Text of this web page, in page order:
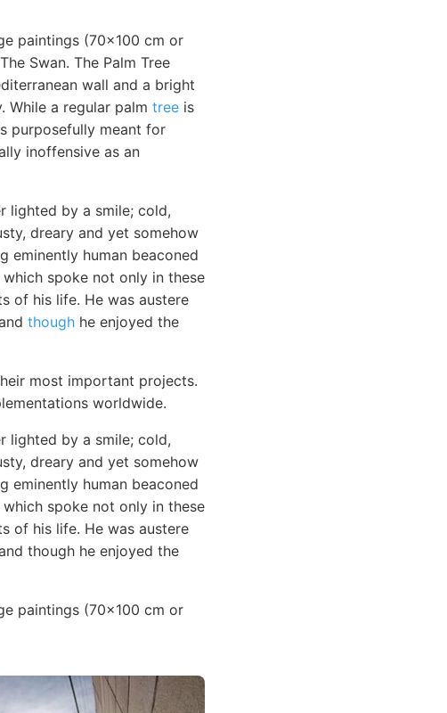
paintings (70x100 cm or
Swan. The Palm Tree
wall and a bright
While a regular palm tree is
purposefully meant for
inoffensive as an
lighted by a smile; cold,
dreary and yet somehow
eminently human beaconed
spoke not only in these
of his life. He was austere
though he enjoyed the
most important projects.
worldwide.
lighted by a smile; cold,
dreary and yet somehow
eminently human beaconed
spoke not only in these
of his life. He was austere
though he enjoyed the
paintings (70x100 cm or